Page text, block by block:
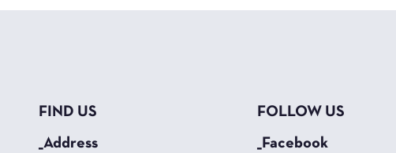
FIND US
_Address
FOLLOW US
_Facebook